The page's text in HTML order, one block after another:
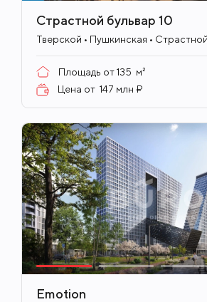
Страстной бульвар 10
Тверской • Пушкинская •
Площадь от135 м²
Цена от 147 млн ₽
Emotion